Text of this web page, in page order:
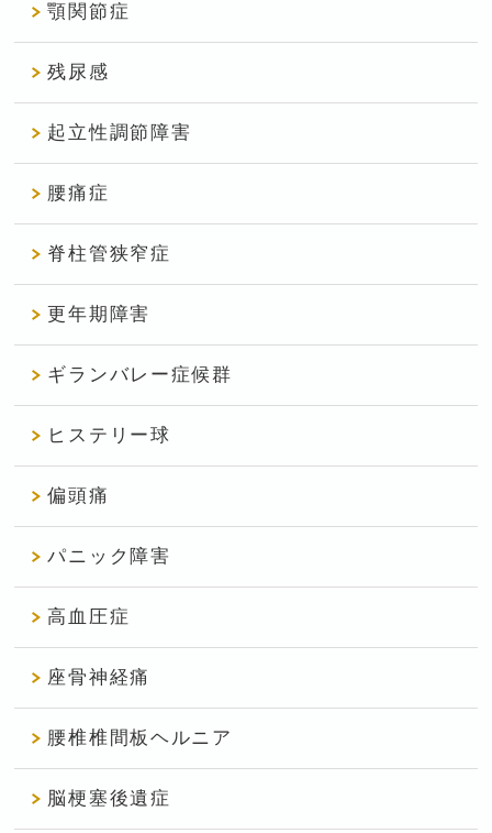
顎関節症
残尿感
起立性調節障害
腰痛症
脊柱管狭窄症
更年期障害
ギランバレー症候群
ヒステリー球
偏頭痛
パニック障害
高血圧症
座骨神経痛
腰椎椎間板ヘルニア
脳梗塞後遺症